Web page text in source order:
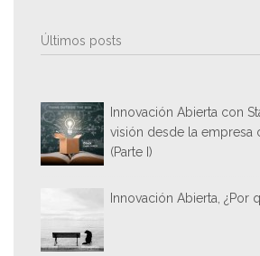
Últimos posts
Innovación Abierta con
visión desde la empresa
(Parte I)
Innovación Abierta, ¿Por